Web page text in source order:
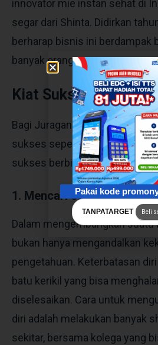
innovator mie instan sehat di
segar dari Shinta. Didirkan
berharap bisnis ini berdampak
banyak orang.
Kiat Sukses
Bagi Juragan wanita yang
sukses seperti kisah kartini
sukses berbisnis yang bisa
1. Mencari Jaringan
Dalam mengembangkan suatu
bukan hanya mengandalkan
pengetahuan. Keterbatasan
batu kerikil yang bisa
diselesaikan. Cara untuk
diri adalah melakukan banyak
sekitar, bersama kolega yang
Pakai kode
TANPATARGET Beli